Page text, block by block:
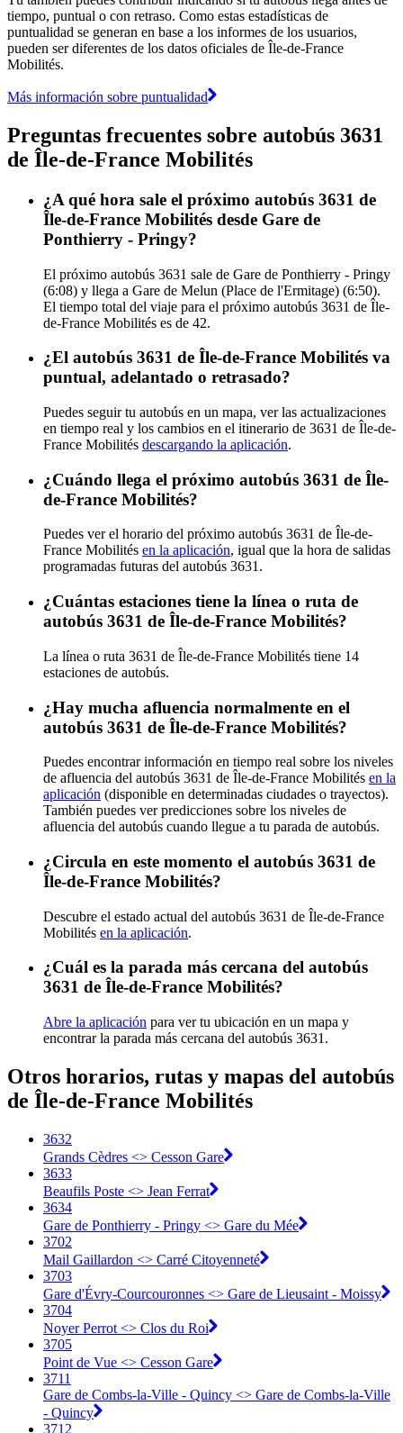
tiempo, puntual o con retraso. Como estas estadísticas de
puntualidad se generan en base a los informes de los usuarios,
pueden ser diferentes de los datos oficiales de Île-de-France
Mobilités.
Más información sobre puntualidad
Preguntas frecuentes sobre autobús 3631
de Île-de-France Mobilités
¿A qué hora sale el próximo autobús 3631 de
Île-de-France Mobilités desde Gare de
Ponthierry - Pringy?
El próximo autobús 3631 sale de Gare de Ponthierry - Pringy
(6:08) y llega a Gare de Melun (Place de l'Ermitage) (6:50).
El tiempo total del viaje para el próximo autobús 3631 de Île-
de-France Mobilités es de 42.
¿El autobús 3631 de Île-de-France Mobilités va
puntual, adelantado o retrasado?
Puedes seguir tu autobús en un mapa, ver las actualizaciones
en tiempo real y los cambios en el itinerario de 3631 de Île-de-
France Mobilités descargando la aplicación.
¿Cuándo llega el próximo autobús 3631 de Île-
de-France Mobilités?
Puedes ver el horario del próximo autobús 3631 de Île-de-
France Mobilités en la aplicación, igual que la hora de salidas
programadas futuras del autobús 3631.
¿Cuántas estaciones tiene la línea o ruta de
autobús 3631 de Île-de-France Mobilités?
La línea o ruta 3631 de Île-de-France Mobilités tiene 14
estaciones de autobús.
¿Hay mucha afluencia normalmente en el
autobús 3631 de Île-de-France Mobilités?
Puedes encontrar información en tiempo real sobre los niveles
de afluencia del autobús 3631 de Île-de-France Mobilités en la
aplicación (disponible en determinadas ciudades o trayectos).
También puedes ver predicciones sobre los niveles de
afluencia del autobús cuando llegue a tu parada de autobús.
¿Circula en este momento el autobús 3631 de
Île-de-France Mobilités?
Descubre el estado actual del autobús 3631 de Île-de-France
Mobilités en la aplicación.
¿Cuál es la parada más cercana del autobús
3631 de Île-de-France Mobilités?
Abre la aplicación para ver tu ubicación en un mapa y
encontrar la parada más cercana del autobús 3631.
Otros horarios, rutas y mapas del autobús
de Île-de-France Mobilités
3632
Grands Cèdres <> Cesson Gare
3633
Beaufils Poste <> Jean Ferrat
3634
Gare de Ponthierry - Pringy <> Gare du Mée
3702
Mail Gaillardon <> Carré Citoyenneté
3703
Gare d'Évry-Courcouronnes <> Gare de Lieusaint - Moissy
3704
Noyer Perrot <> Clos du Roi
3705
Point de Vue <> Cesson Gare
3711
Gare de Combs-la-Ville - Quincy <> Gare de Combs-la-Ville
- Quincy
3712